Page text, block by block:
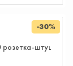
-30%